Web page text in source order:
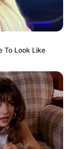
Joint Pain &
To Look Like